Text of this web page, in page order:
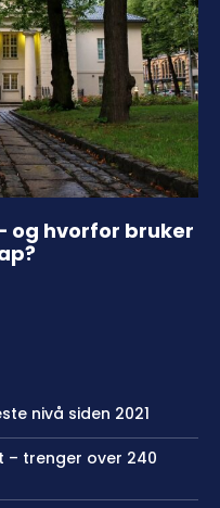
og hvorfor bruker
nivå siden 2021
– trenger over 240